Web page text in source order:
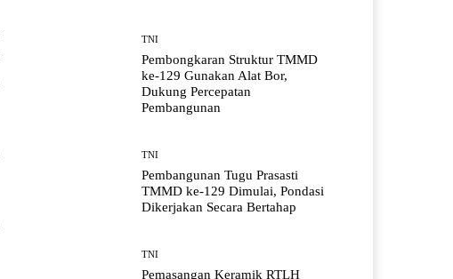
TNI
Pembongkaran Struktur TMMD
ke-129 Gunakan Alat Bor,
Dukung Percepatan
Pembangunan
TNI
Pembangunan Tugu Prasasti
TMMD ke-129 Dimulai, Pondasi
Dikerjakan Secara Bertahap
TNI
Pemasangan Keramik RTLH